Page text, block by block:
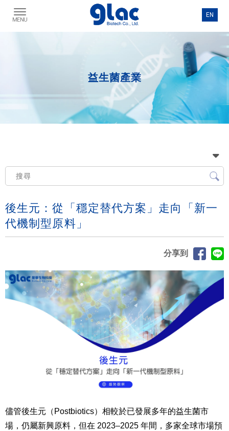
益生菌產業
後生元：從「穩定替代方案」走向「新一
代機制型原料」
分享到
儘管後生元（Postbiotics）相較於已發展多年的益生菌市
場，仍屬新興原料，但在 2023–2025 年間，多家全球市場預